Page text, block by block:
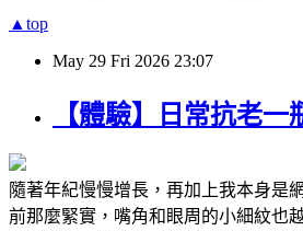
▲top
May 29 Fri 2026 23:07
【體驗】日常抗老
隨著年紀慢慢增長，再加上我本身是
前那麼緊實，嘴角和眼周的小細紋也